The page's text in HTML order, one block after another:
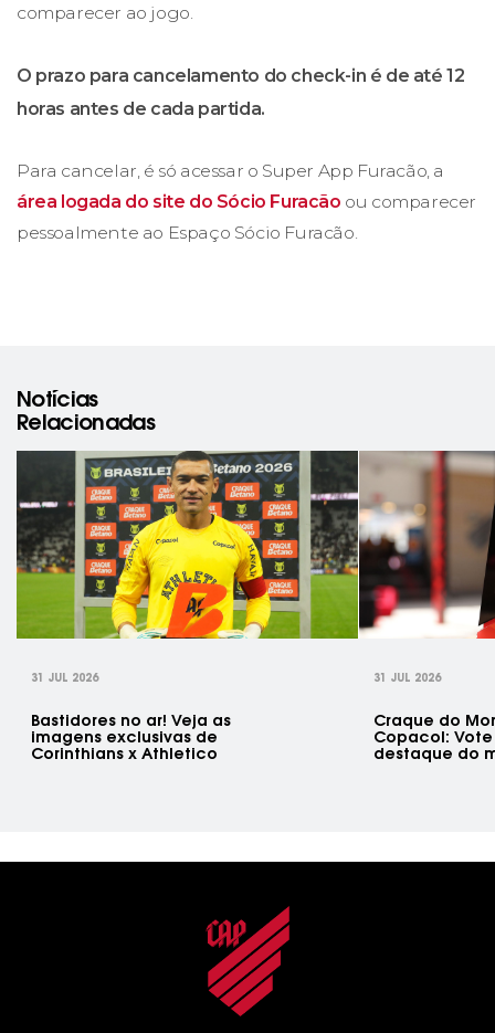
comparecer ao jogo.
O prazo para cancelamento do check-in é de até 12
horas antes de cada partida.
Para cancelar, é só acessar o Super App Furacão, a
área logada do site do Sócio Furacão ou comparecer
pessoalmente ao Espaço Sócio Furacão.
Notícias
Relacionadas
31 JUL 2026
Bastidores no ar! Veja as
imagens exclusivas de
Corinthians x Athletico
31 JUL 2026
Craque do
Copacol: Vote
destaque do